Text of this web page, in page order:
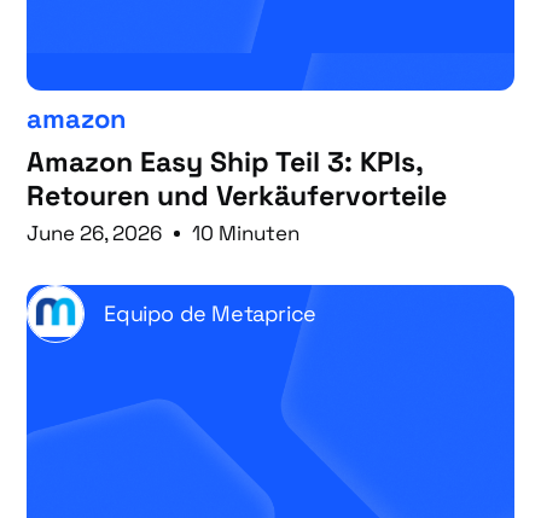
amazon
Amazon Easy Ship Teil 3: KPIs,
Retouren und Verkäufervorteile
June 26, 2026 10 Minuten
Equipo de Metaprice